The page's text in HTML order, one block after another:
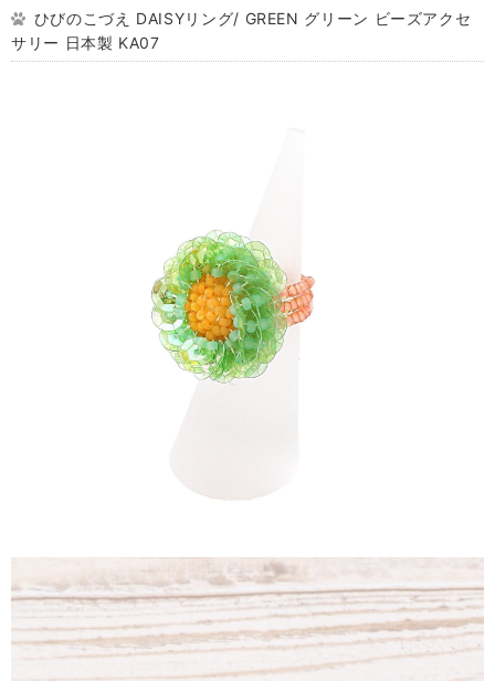
ひびのこづえ DAISYリング/ GREEN グリーン ビーズアクセ
サリー 日本製 KA07